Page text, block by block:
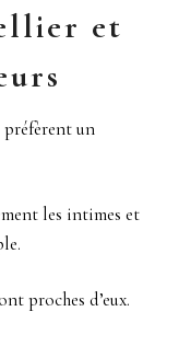
et
un
les intimes et
proches d’eux.